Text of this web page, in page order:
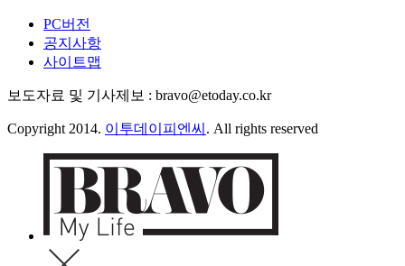
PC버전
공지사항
사이트맵
보도자료 및 기사제보 : bravo@etoday.co.kr
Copyright 2014. 이투데이피엔씨 . All rights reserved